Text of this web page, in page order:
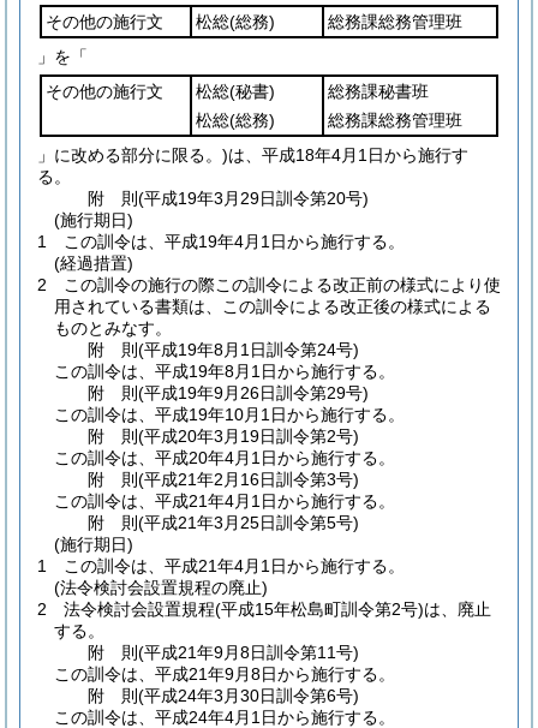
その他の施行文
松総(総務)
総務課総務管理班
」を「
その他の施行文
松総(秘書)
総務課秘書班
松総(総務)
総務課総務管理班
」に改める部分に限る。)は、平成18年4月1日から施行す
る。
附 則(平成19年3月29日訓令第20号)
(施行期日)
1
この訓令は、平成19年4月1日から施行する。
(経過措置)
2
この訓令の施行の際この訓令による改正前の様式により使
用されている書類は、この訓令による改正後の様式による
ものとみなす。
附 則(平成19年8月1日訓令第24号)
この訓令は、平成19年8月1日から施行する。
附 則(平成19年9月26日訓令第29号)
この訓令は、平成19年10月1日から施行する。
附 則(平成20年3月19日訓令第2号)
この訓令は、平成20年4月1日から施行する。
附 則(平成21年2月16日訓令第3号)
この訓令は、平成21年4月1日から施行する。
附 則(平成21年3月25日訓令第5号)
(施行期日)
1
この訓令は、平成21年4月1日から施行する。
(法令検討会設置規程の廃止)
2
法令検討会設置規程(平成15年松島町訓令第2号)は、廃止
する。
附 則(平成21年9月8日訓令第11号)
この訓令は、平成21年9月8日から施行する。
附 則(平成24年3月30日訓令第6号)
この訓令は、平成24年4月1日から施行する。